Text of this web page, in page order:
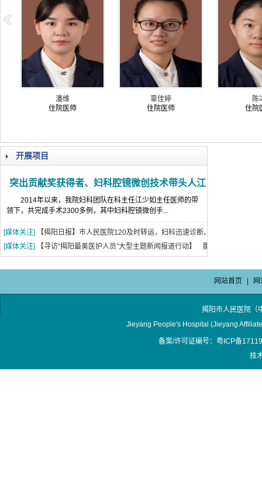
住院医师
住院医师
开展项目
突出贡献奖获得者、妇科腔镜微创技术带头人江
少如
2014年以来，我院妇科团队在科主任江少如主任医师的带
领下，共完成手术2300多例，其中妇科腔镜微创手...
[媒体关注]
【揭阳日报】市人民医院120及时转运，妇科迅速诊断、
实施腹腔镜微创手术 宫外孕大出血女旅客获救
[媒体关注]
【寻访“揭阳最美医护人员”大型主题新闻报道行动】 腹
网站首页
揭阳市人民医院
Jieyang People's Hospital (Jieyang
备案/许可证编号：粤ICP备
技